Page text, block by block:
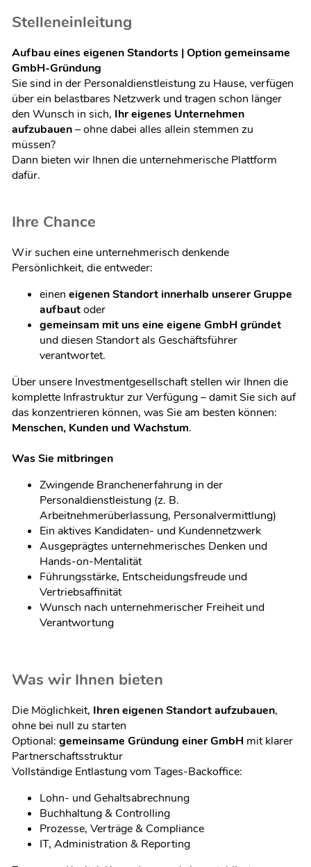
Stelleneinleitung
Aufbau eines eigenen Standorts | Option gemeinsame
GmbH-Gründung
Sie sind in der Personaldienstleistung zu Hause, verfügen
über ein belastbares Netzwerk und tragen schon länger
den Wunsch in sich, Ihr eigenes Unternehmen
aufzubauen– ohne dabei alles allein stemmen zu
müssen?
Dann bieten wir Ihnen die unternehmerische Plattform
dafür.
Ihre Chance
Wir suchen eine unternehmerisch denkende
Persönlichkeit, die entweder:
einen eigenen Standort innerhalb unserer Gruppe
aufbautoder
gemeinsam mit uns eine eigene GmbH gründet
und diesen Standort als Geschäftsführer
verantwortet.
Über unsere Investmentgesellschaft stellen wir Ihnen die
komplette Infrastruktur zur Verfügung – damit Sie sich auf
das konzentrieren können, was Sie am besten können:
Menschen, Kunden und Wachstum.
Was Sie mitbringen
Zwingende Branchenerfahrung in der
Personaldienstleistung (z. B.
Arbeitnehmerüberlassung, Personalvermittlung)
Ein aktives Kandidaten- und Kundennetzwerk
Ausgeprägtes unternehmerisches Denken und
Hands-on-Mentalität
Führungsstärke, Entscheidungsfreude und
Vertriebsaffinität
Wunsch nach unternehmerischer Freiheit und
Verantwortung
Was wir Ihnen bieten
Die Möglichkeit, Ihren eigenen Standort aufzubauen,
ohne bei null zu starten
Optional: gemeinsame Gründung einer GmbH mit klarer
Partnerschaftsstruktur
Vollständige Entlastung vom Tages-Backoffice:
Lohn- und Gehaltsabrechnung
Buchhaltung & Controlling
Prozesse, Verträge & Compliance
IT, Administration & Reporting